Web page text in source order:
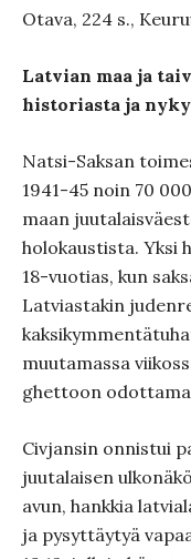
Otava, 224 s.,
Latvian maa ja
historiasta ja
Natsi-Saksan
1941-45 noin 70
maan
holokaustista. Yksi
18-vuotias, kun
Latviastakin
muutamassa
ghettoon
Civjansin onnistui
juutalaisen
avun, hankkia
ja pysyttäytyä